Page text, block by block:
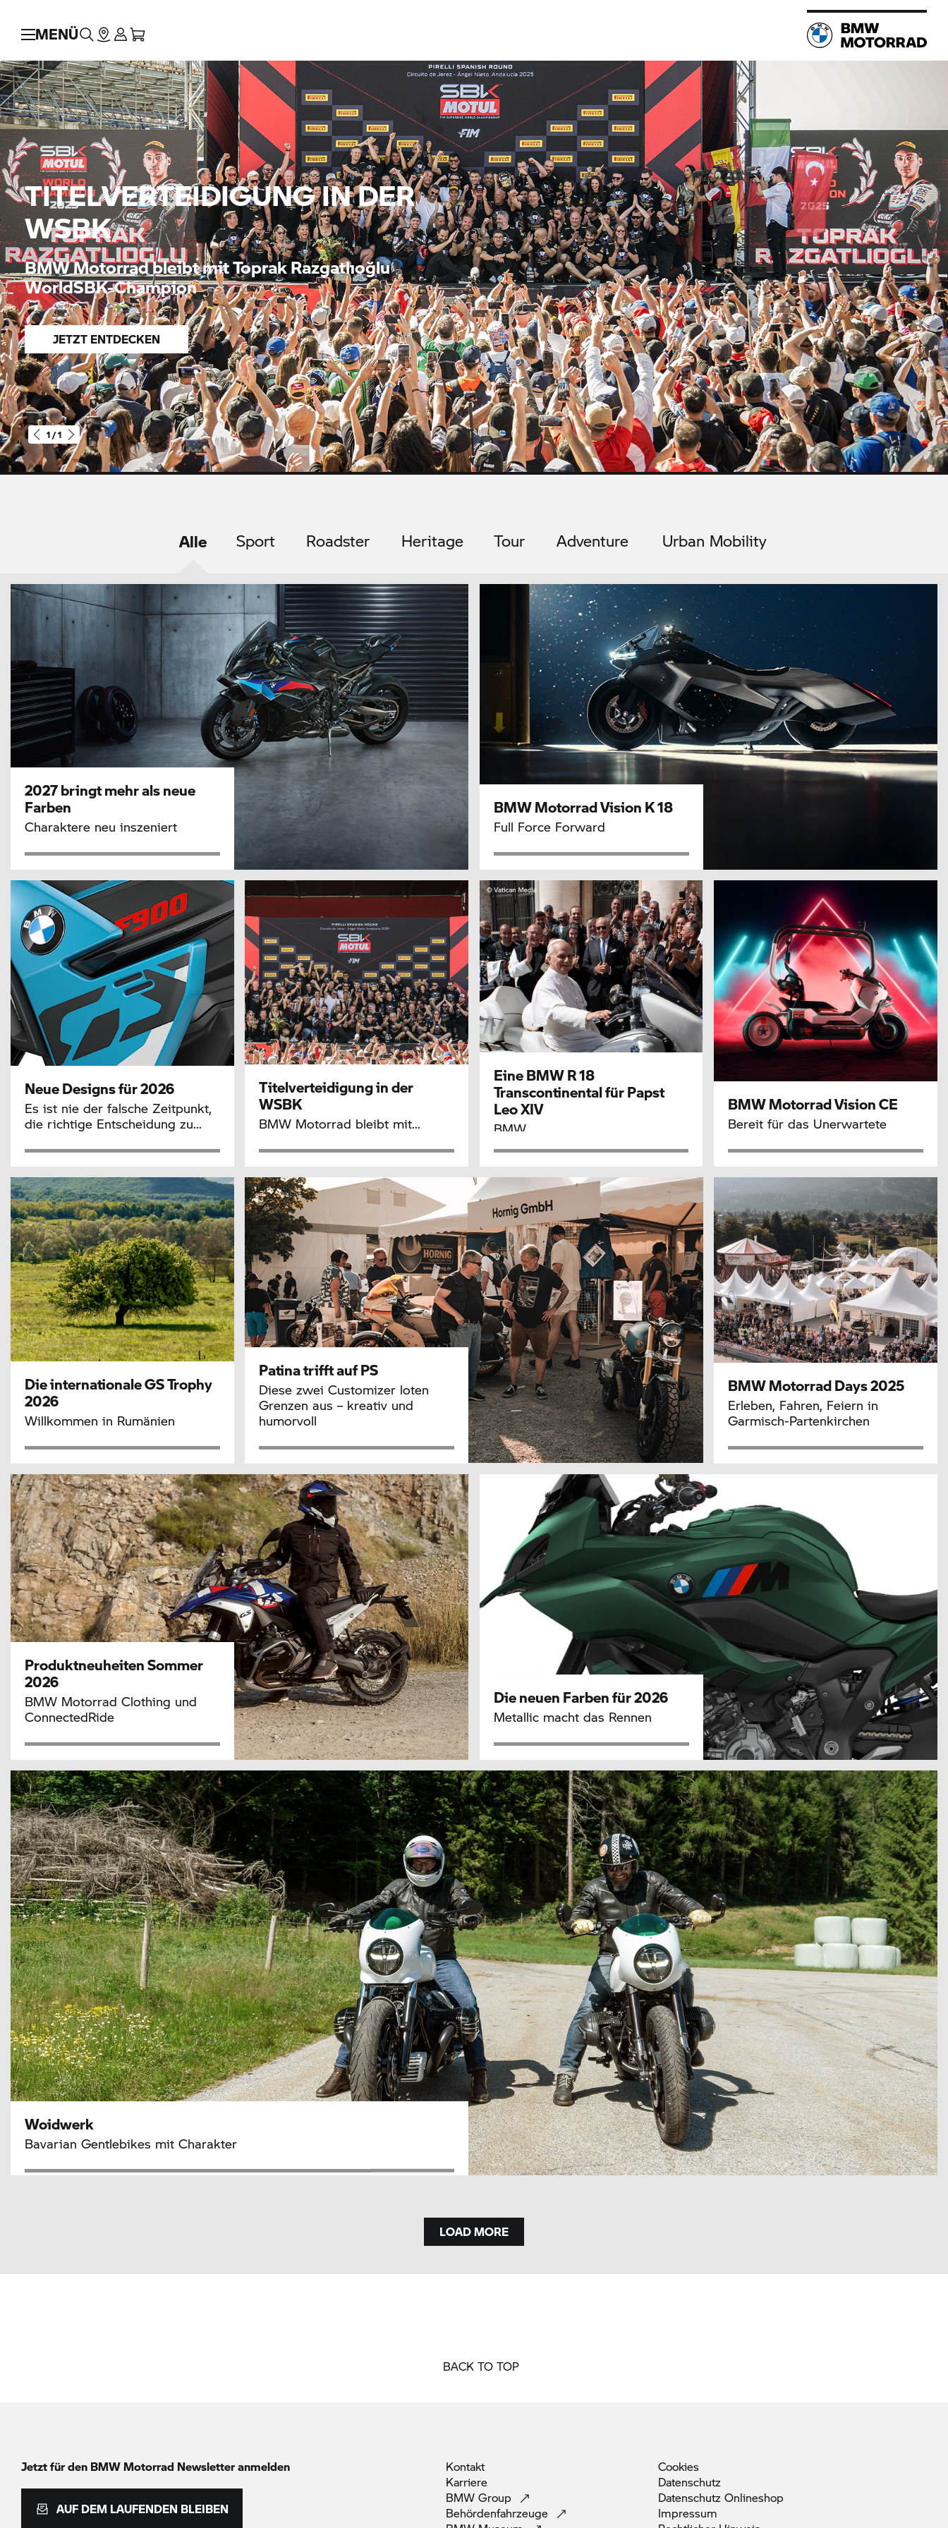
MENÜ
Stories
1 / 1
TITELVERTEIDIGUNG IN DER
WSBK
BMW Motorradbleibt mit Toprak Razgatlıoğlu
WorldSBK-Champion
JETZT ENTDECKEN
Alle Sport Roadster Heritage Tour Adventure Urban Mobility
2027 bringt mehr als neue
Farben
Charaktere neu inszeniert
BMW MotorradVision K 18
Full Force Forward
Neue Designs für 2026
Es ist nie der falsche Zeitpunkt,
die richtige Entscheidung zu...
Titelverteidigung in der
WSBK
BMW Motorrad bleibt mit...
EineBMW R 18
Transcontinental für Papst
Leo XIV
BMW...
BMW MotorradVision CE
Bereit für das Unerwartete
Die internationaleGS Trophy
2026
Willkommen in Rumänien
Patina trifft auf PS
Diese zwei Customizer loten
Grenzen aus – kreativ und
humorvoll
BMW MotorradDays 2025
Erleben, Fahren, Feiern in
Garmisch-Partenkirchen
Produktneuheiten Sommer
2026
BMW Motorrad Clothing und
ConnectedRide
Die neuen Farben für 2026
Metallic macht das Rennen
Bavarian Gentlebikes mit Charakter
LOAD MORE
BACK TO TOP
Jetzt für den BMW Motorrad Newsletter anmelden
AUF DEM LAUFENDEN BLEIBEN
Kontakt
Karriere
BMW Group
Behördenfahrzeuge
Cookies
Datenschutz
Datenschutz Onlineshop
Impressum